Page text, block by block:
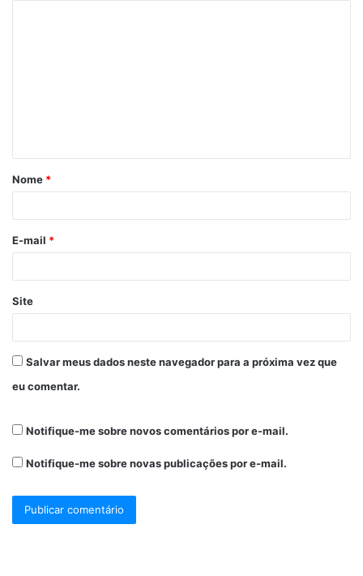
Nome *
E-mail *
Site
Salvar meus dados neste navegador para a próxima vez que
eu comentar.
Notifique-me sobre novos comentários por e-mail.
Notifique-me sobre novas publicações por e-mail.